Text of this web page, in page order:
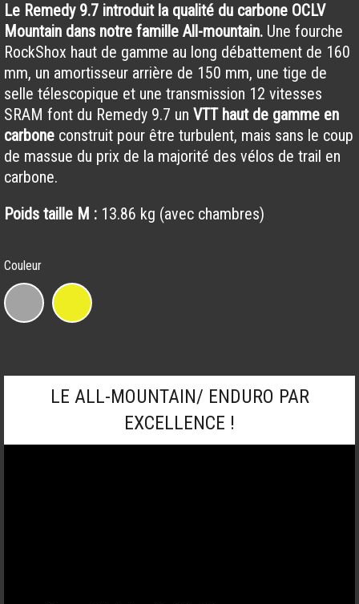
Le Remedy 9.7 introduit la qualité du carbone OCLV
Mountain dans notre famille All-mountain. Une fourche
RockShox haut de gamme au long débattement de 160
mm, un amortisseur arrière de 150 mm, une tige de
selle télescopique et une transmission 12 vitesses
SRAM font du Remedy 9.7 un VTT haut de gamme en
carbone construit pour être turbulent, mais sans le coup
de massue du prix de la majorité des vélos de trail en
carbone.
Poids taille M : 13.86 kg (avec chambres)
Couleur
27.5
LE ALL-MOUNTAIN/ ENDURO PAR
EXCELLENCE !